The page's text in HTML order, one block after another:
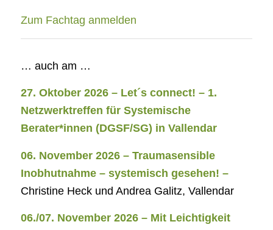
Zum Fachtag anmelden
… auch am …
27. Oktober 2026 – Let´s connect! – 1.
Netzwerktreffen für Systemische
Berater*innen (DGSF/SG) in Vallendar
06. November 2026 – Traumasensible
Inobhutnahme – systemisch gesehen! –
Christine Heck und Andrea Galitz, Vallendar
06./07. November 2026 – Mit Leichtigkeit